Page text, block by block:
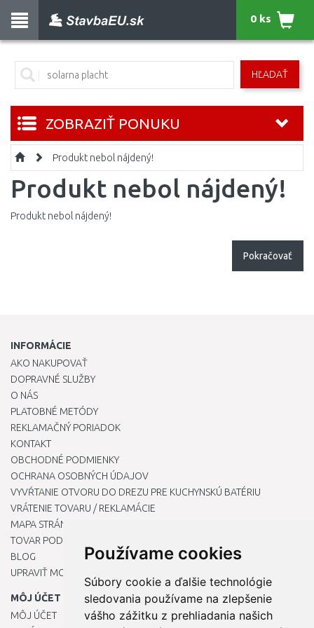
Používame cookies
Súbory cookie a ďalšie technológie
sledovania používame na zlepšenie
vášho zážitku z prehliadania našich
HĽADAŤ
0 ks
ZOBRAZIŤ PONUKU
Produkt nebol nájdený!
Produkt nebol nájdený!
Produkt nebol nájdený!
Pokračovať
INFORMÁCIE
AKO NAKUPOVAŤ
DOPRAVNÉ SLUŽBY
O NÁS
PLATOBNÉ METÓDY
REKLAMAČNÝ PORIADOK
KONTAKT
OBCHODNÉ PODMIENKY
OCHRANA OSOBNÝCH ÚDAJOV
VYVŔTANIE OTVORU DO DREZU PRE KUCHYNSKÚ BATÉRIU
VRÁTENIE TOVARU / REKLAMÁCIE
MAPA STRÁNOK
TOVAR PODĽA ZNAČIEK
BLOG
UPRAVIŤ MOJE PREDVOĽBY COOKIES
MÔJ ÚČET
MÔJ ÚČET